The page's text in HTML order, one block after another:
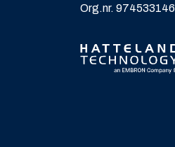
Org.nr. 974533146